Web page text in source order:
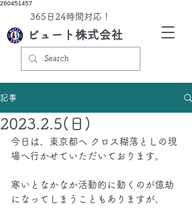
260451457
ビュート株式会社
​365日24時間対応！
記事
2023.2.5(日)
今日は、東京都へ クロス糊落としの現
場へ行かせていただいております。
寒いとなかなか活動的に動くのが億劫
になってしまうこともありますが、